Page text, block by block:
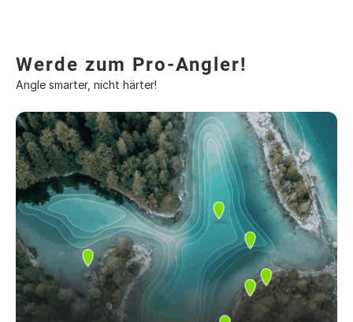
Werde zum Pro-Angler!
Angle smarter, nicht härter!